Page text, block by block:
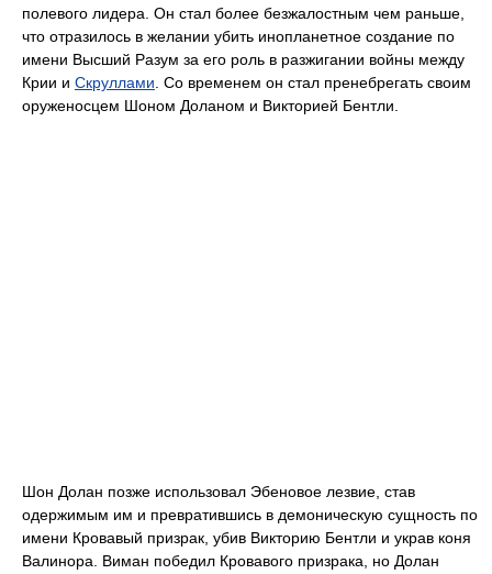
полевого лидера. Он стал более безжалостным чем раньше,
что отразилось в желании убить инопланетное создание по
имени Высший Разум за его роль в разжигании войны между
Крии и Скруллами . Со временем он стал пренебрегать своим
оруженосцем Шоном Доланом и Викторией Бентли.
Шон Долан позже использовал Эбеновое лезвие, став
одержимым им и превратившись в демоническую сущность по
имени Кровавый призрак, убив Викторию Бентли и украв коня
Валинора. Виман победил Кровавого призрака, но Долан